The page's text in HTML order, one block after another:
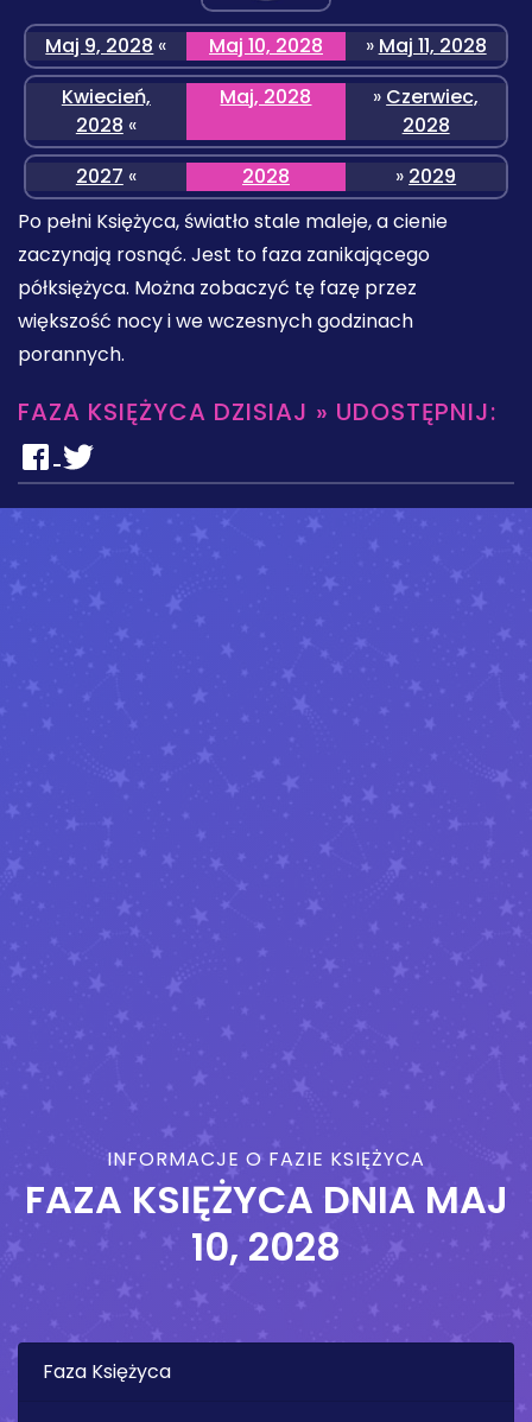
Maj 9, 2028 « Maj 10, 2028 » Maj 11, 2028
Kwiecień,
2028 «
Maj, 2028 » Czerwiec,
2028
2027 « 2028 » 2029
Po pełni Księżyca, światło stale maleje, a cienie
zaczynają rosnąć. Jest to faza zanikającego
półksiężyca. Można zobaczyć tę fazę przez
większość nocy i we wczesnych godzinach
porannych.
FAZA KSIĘŻYCA DZISIAJ » UDOSTĘPNIJ:
INFORMACJE O FAZIE KSIĘŻYCA
FAZA KSIĘŻYCA DNIA MAJ
10, 2028
Faza Księżyca